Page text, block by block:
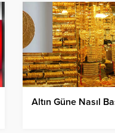
Altın Güne Nasıl